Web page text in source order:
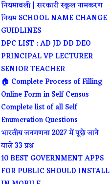
नियमावली | सरकारी स्कूल नामकरण
नियम SCHOOL NAME CHANGE
GUIDLINES
DPC LIST : AD JD DD DEO
PRINCIPAL VP LECTURER
SENIOR TEACHER
🏠 Complete Process of Filling
Online Form in Self Census
Complete list of all Self
Enumeration Questions
भारतीय जनगणना 2027 में पूछे जाने
वाले 33 प्रश्न
10 BEST GOVERNMENT APPS
FOR PUBLIC SHOULD INSTALL